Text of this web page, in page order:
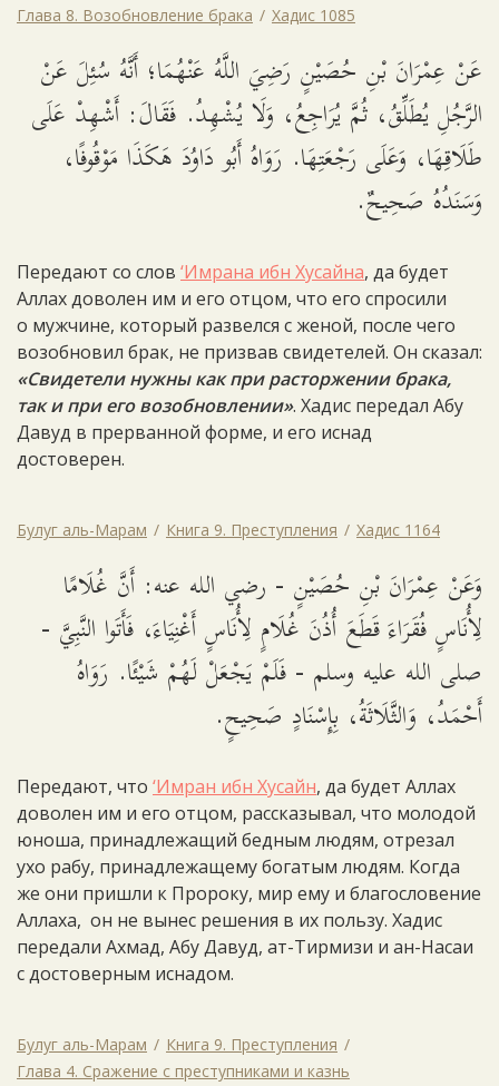
Глава 8. Возобновление брака
Хадис 1085
عَنْ عِمْرَانَ بْنِ حُصَيْنٍ رَضِيَ اللَّهُ عَنْهُمَا؛ أَنَّهُ سُئِلَ عَنْ
الرَّجُلِ يُطَلِّقُ، ثُمَّ يُرَاجِعُ، وَلَا يُشْهِدُ. فَقَالَ: أَشْهِدْ عَلَى
طَلَاقِهَا، وَعَلَى رَجْعَتِهَا. رَوَاهُ أَبُو دَاوُدَ هَكَذَا مَوْقُوفًا،
وَسَنَدُهُ صَحِيحٌ.
Передают со слов ‘Имрана ибн Хусайна, да будет
Аллах доволен им и его отцом, что его спросили
о мужчине, который развелся с женой, после чего
возобновил брак, не призвав свидетелей. Он сказал:
«Свидетели нужны как при расторжении брака,
так и при его возобновлении». Хадис передал Абу
Давуд в прерванной форме, и его иснад
достоверен.
Булуг аль-Марам Книга 9. Преступления Хадис 1164
وَعَنْ عِمْرَانَ بْنِ حُصَيْنٍ - رضي الله عنه: أَنَّ غُلَامًا
لِأُنَاسٍ فُقَرَاءَ قَطَعَ أُذُنَ غُلَامٍ لِأُنَاسٍ أَغْنِيَاءَ، فَأَتَوا النَّبِيَّ -
صلى الله عليه وسلم - فَلَمْ يَجْعَلْ لَهُمْ شَيْئًا. رَوَاهُ
أَحْمَدُ، وَالثَّلَاثَةُ، بِإِسْنَادٍ صَحِيحٍ.
Передают, что ‘Имран ибн Хусайн, да будет Аллах
доволен им и его отцом, рассказывал, что молодой
юноша, принадлежащий бедным людям, отрезал
ухо рабу, принадлежащему богатым людям. Когда
же они пришли к Пророку, мир ему и благословение
Аллаха, он не вынес решения в их пользу. Хадис
передали Ахмад, Абу Давуд, ат-Тирмизи и ан-Насаи
с достоверным иснадом.
Булуг аль-Марам
Книга 9. Преступления
Глава 4. Сражение с преступниками и казнь